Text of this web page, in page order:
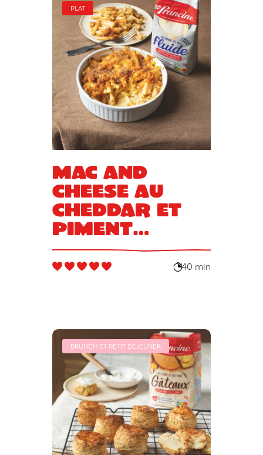
PLAT
Mac and
cheese au
cheddar et
piment
d’Espelette
40 min
BRUNCH ET PETIT DÉJEUNER